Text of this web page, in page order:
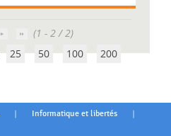
(1 - 2 / 2)
25 50 100 200
| Informatique et libertés |